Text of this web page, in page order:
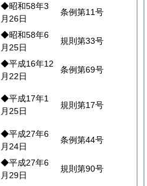
◆昭和58年3
月26日
条例第11号
◆昭和58年6
月25日
規則第33号
◆平成16年12
月22日
条例第69号
◆平成17年1
月25日
規則第17号
◆平成27年6
月24日
条例第44号
◆平成27年6
月29日
規則第90号